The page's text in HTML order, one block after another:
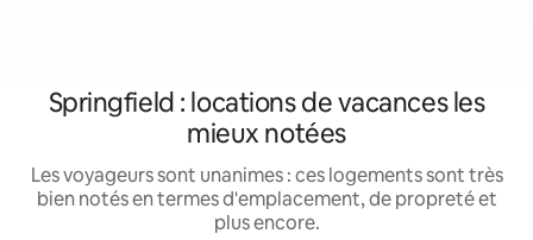
Springfield : locations de vacances les
mieux notées
Les voyageurs sont unanimes : ces logements sont très
bien notés en termes d'emplacement, de propreté et
plus encore.